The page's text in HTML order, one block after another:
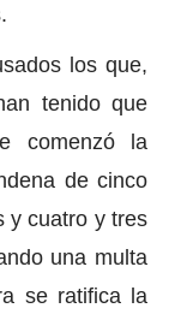
los que,
tenido que
comenzó la
de cinco
y cuatro y tres
una multa
se ratifica la